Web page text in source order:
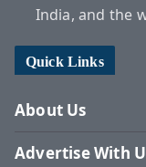
India, and the
Quick Links
About Us
Advertise With